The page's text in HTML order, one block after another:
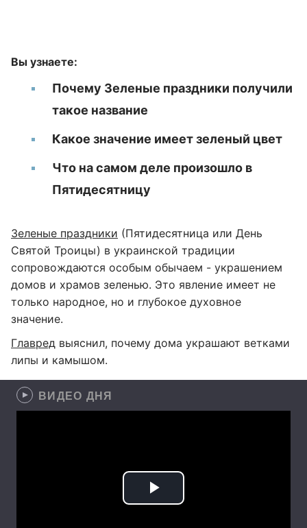
Вы узнаете:
Почему Зеленые праздники получили
такое название
Какое значение имеет зеленый цвет
Что на самом деле произошло в
Пятидесятницу
Зеленые праздники (Пятидесятница или День
Святой Троицы) в украинской традиции
сопровождаются особым обычаем - украшением
домов и храмов зеленью. Это явление имеет не
только народное, но и глубокое духовное
значение.
Главред выяснил, почему дома украшают ветками
липы и камышом.
ВИДЕО ДНЯ